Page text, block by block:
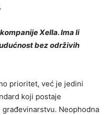
Xella. Ima li
bez održivih
prioritet, već je jedini
koji postaje
Neophodna